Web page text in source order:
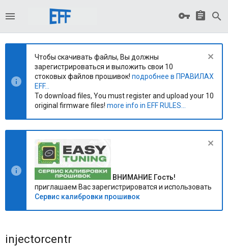
Чтобы скачивать файлы, Вы должны
зарегистрироваться и выложить свои 10
стоковых файлов прошивок! подробнее в ПРАВИЛАХ
EFF...
To download files, You must register and upload your 10
original firmware files! more info in EFF RULES...
ВНИМАНИЕ Гость!
приглашаем Вас зарегистрироватся и использовать
Сервис калибровки прошивок
injectorcentr